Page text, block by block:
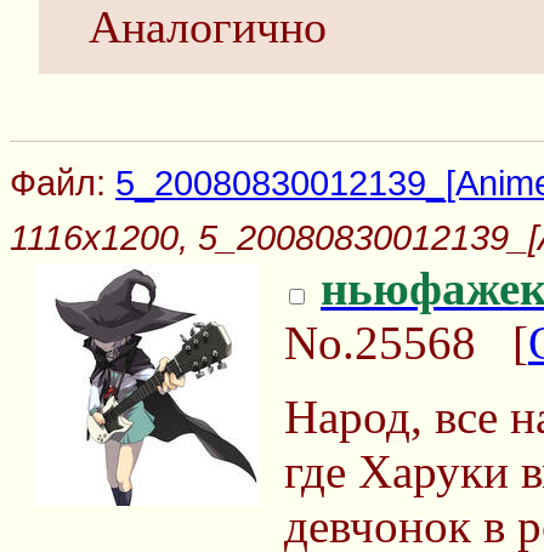
Аналогично
Файл:
1116x1200,
No.25568 [
Народ, все
где Харуки
девчонок в